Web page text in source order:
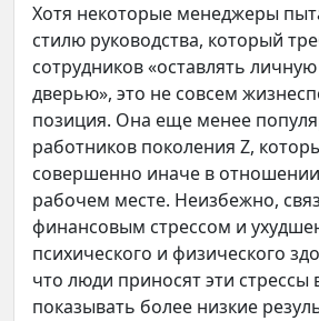
Хотя некоторые менеджеры
стилю руководства, который
сотрудников «оставлять
дверью», это не совсем
позиция. Она еще менее
работников поколения Z,
совершенно иначе в
рабочем месте. Неизбежно,
финансовым стрессом и
психического и физического
что люди приносят эти стрессы
показывать более низкие